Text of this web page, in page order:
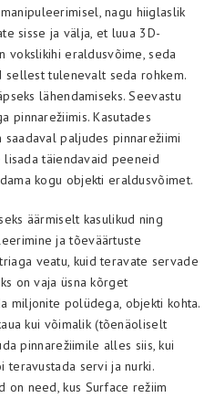
nagu hiiglaslik
sisse ja välja, et luua 3D-
vokslikihi eraldusvõime, seda
sellest tulenevalt seda rohkem.
lähendamiseks. Seevastu
pinnarežiimis. Kasutades
paljudes pinnarežiimi
täiendavaid peeneid
kogu objekti eraldusvõimet.
äärmiselt kasulikud ning
ja tõeväärtuste
veatu, kuid teravate servade
on vaja üsna kõrget
miljonite polüdega, objekti kohta.
kui võimalik (tõenäoliselt
pinnarežiimile alles siis, kui
servi ja nurki.
on need, kus Surface režiim